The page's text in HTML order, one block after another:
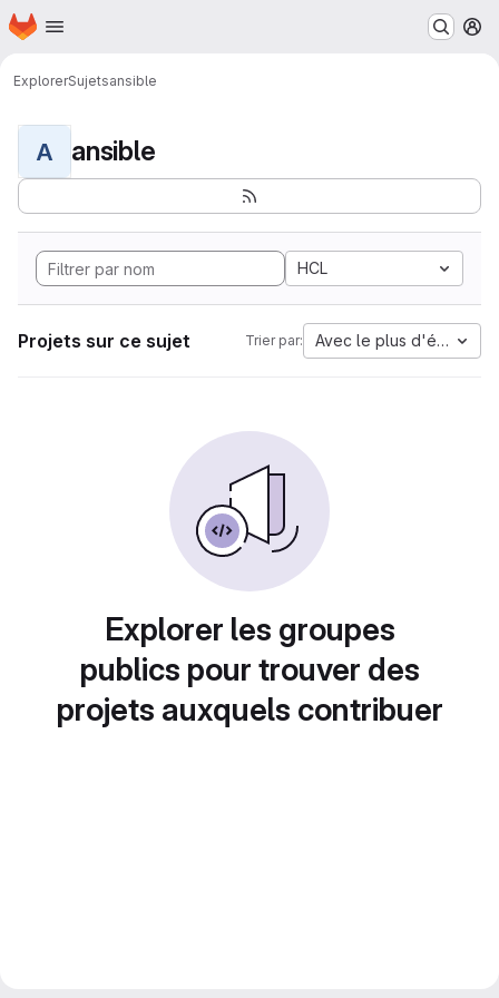
Passer au contenu principal
Page d'accueil
ExplorerSujetsansible
A ansible
HCL
Projets sur ce sujet Trier par: Avec le plus d'étoiles
Explorer les groupes
publics pour trouver des
projets auxquels contribuer